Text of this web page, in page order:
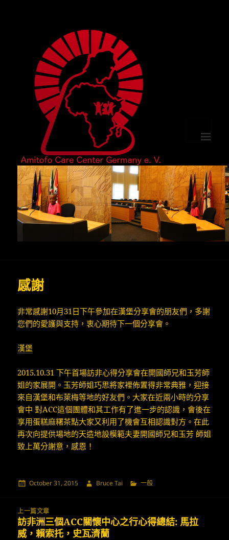
工具
感謝
非常感謝10月31日下午參加在漢堡分享會的朋友們，多謝
您們的愛護與支持，衷心期待下一個分享會。
漢堡
2015.10.31 下午首場訪非心得分享會在開國師兄和玉芳師
姐的家展開。玉芳師姐巧思將家裡佈置得非常典雅，迎接
來自漢堡和布萊梅等地的好友們。大家在近兩小時的分享
會中 對ACC這個團體和其工作有了進一步的認識，會後在
享用蛋糕麻糬茶點大家又利用了機會互相認識對方。在此
再次向提供場地的天造地設模範夫妻開國師兄和玉芳 師姐
致上萬分謝意，感恩！
發
期:
October 31, 2015
作
Bruce Tai
分
一般
navigation
上一篇文章
上
一
訪非洲三個ACC關懷中心之行心得總結: 馬拉
威，賴索托，史瓦濟蘭